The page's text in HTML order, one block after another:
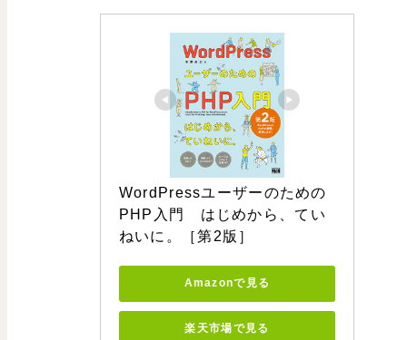
WordPressユーザーのための
PHP入門　はじめから、てい
ねいに。［第2版］
Amazonで見る
楽天市場で見る